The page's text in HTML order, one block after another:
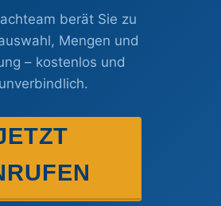
berät Sie zu
Mengen und
– kostenlos und
unverbindlich.